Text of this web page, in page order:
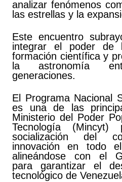
analizar fenómenos
las estrellas y la
Este encuentro
integrar el poder de
formación científica y
la astronomía
generaciones.
El Programa Nacional
es una de las
Ministerio del Poder
Tecnología
socialización del
innovación en todo
alineándose con el
para garantizar el
tecnológico de